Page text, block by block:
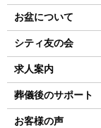
お盆について
シティ友の会
求人案内
葬儀後のサポート
お客様の声